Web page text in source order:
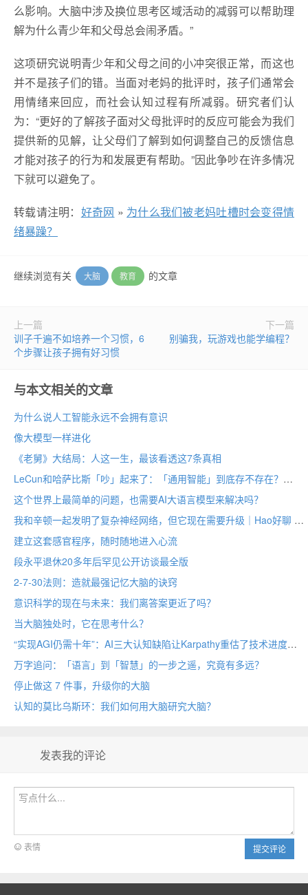
么影响。大脑中涉及换位思考区域活动的减弱可以帮助理
解为什么青少年和父母总会闹矛盾。”
这项研究说明青少年和父母之间的小冲突很正常，而这也
并不是孩子们的错。当面对老妈的批评时，孩子们通常会
用情绪来回应，而社会认知过程有所减弱。研究者们认
为：“更好的了解孩子面对父母批评时的反应可能会为我们
提供新的见解，让父母们了解到如何调整自己的反馈信息
才能对孩子的行为和发展更有帮助。”因此争吵在许多情况
下就可以避免了。
转载请注明： 好奇网 » 为什么我们被老妈吐槽时会变得情
绪暴躁？
继续浏览有关 大脑 教育 的文章
上一篇
训子千遍不如培养一个习惯，6
个步骤让孩子拥有好习惯
下一篇
别骗我，玩游戏也能学编程？
与本文相关的文章
为什么说人工智能永远不会拥有意识
像大模型一样进化
《老舅》大结局：人这一生，最该看透这7条真相
LeCun和哈萨比斯「吵」起来了：「通用智能」到底存不存在？
这个世界上最简单的问题，也需要AI大语言模型来解决吗？
我和辛顿一起发明了复杂神经网络，但它现在需要升级｜Hao好聊 X AI先驱谢诺夫斯基
建立这套感官程序，随时随地进入心流
段永平退休20多年后罕见公开访谈最全版
2-7-30法则：造就最强记忆大脑的诀窍
意识科学的现在与未来：我们离答案更近了吗？
当大脑独处时，它在思考什么？
“实现AGI仍需十年”：AI三大认知缺陷让Karpathy重估了技术进度
万字追问：「语言」到「智慧」的一步之遥，究竟有多远？
停止做这 7 件事，升级你的大脑
认知的莫比乌斯环：我们如何用大脑研究大脑？
发表我的评论
提交评论
表情